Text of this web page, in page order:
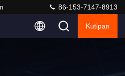
86-153-7147-8913
Kutipan